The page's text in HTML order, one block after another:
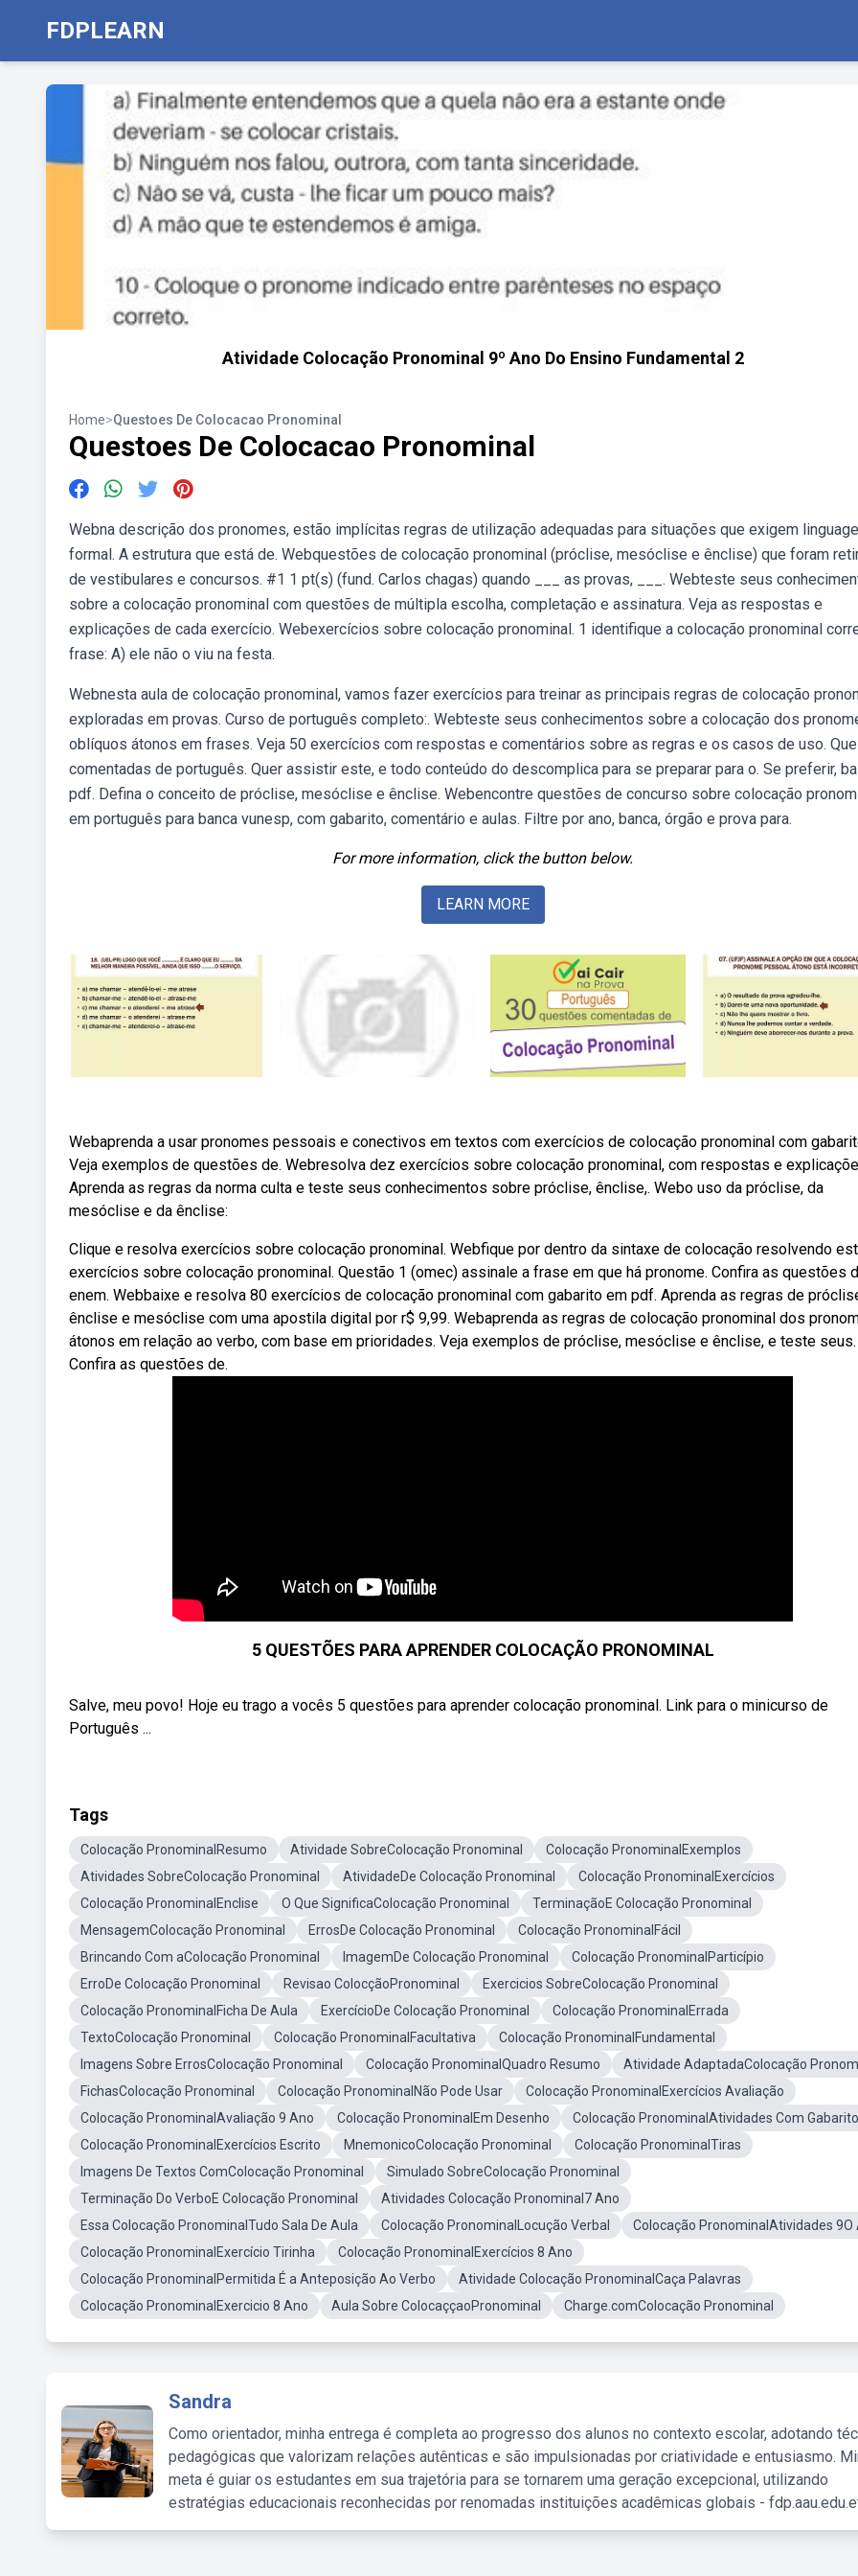
FDPLEARN
Atividade Colocação Pronominal 9º Ano Do Ensino Fundamental 2
Home>Questoes De Colocacao Pronominal
Questoes De Colocacao Pronominal
Webna descrição dos pronomes, estão implícitas regras de utilização adequadas para situações que exigem
formal. A estrutura que está de. Webquestões de colocação pronominal (próclise, mesóclise e ênclise) que foram
de vestibulares e concursos. #1 1 pt(s) (fund. Carlos chagas) quando ___ as provas, ___. Webteste seus
sobre a colocação pronominal com questões de múltipla escolha, completação e assinatura. Veja as respostas e
explicações de cada exercício. Webexercícios sobre colocação pronominal. 1 identifique a colocação pronominal
frase: A) ele não o viu na festa.
Webnesta aula de colocação pronominal, vamos fazer exercícios para treinar as principais regras de colocação
exploradas em provas. Curso de português completo:. Webteste seus conhecimentos sobre a colocação dos
oblíquos átonos em frases. Veja 50 exercícios com respostas e comentários sobre as regras e os casos de uso.
comentadas de português. Quer assistir este, e todo conteúdo do descomplica para se preparar para o. Se preferir,
pdf. Defina o conceito de próclise, mesóclise e ênclise. Webencontre questões de concurso sobre colocação
em português para banca vunesp, com gabarito, comentário e aulas. Filtre por ano, banca, órgão e prova para.
For more information, click the button below.
LEARN MORE
Webaprenda a usar pronomes pessoais e conectivos em textos com exercícios de colocação pronominal com
Veja exemplos de questões de. Webresolva dez exercícios sobre colocação pronominal, com respostas e
Aprenda as regras da norma culta e teste seus conhecimentos sobre próclise, ênclise,. Webo uso da próclise, da
mesóclise e da ênclise:
Clique e resolva exercícios sobre colocação pronominal. Webfique por dentro da sintaxe de colocação resolvendo
exercícios sobre colocação pronominal. Questão 1 (omec) assinale a frase em que há pronome. Confira as questões
enem. Webbaixe e resolva 80 exercícios de colocação pronominal com gabarito em pdf. Aprenda as regras de
ênclise e mesóclise com uma apostila digital por r$ 9,99. Webaprenda as regras de colocação pronominal dos
átonos em relação ao verbo, com base em prioridades. Veja exemplos de próclise, mesóclise e ênclise, e teste seus.
Confira as questões de.
5 QUESTÕES PARA APRENDER COLOCAÇÃO PRONOMINAL
Salve, meu povo! Hoje eu trago a vocês 5 questões para aprender colocação pronominal. Link para o minicurso de
Português ...
Tags
Colocação PronominalResumo Atividade SobreColocação Pronominal
Colocação PronominalExemplos
Atividades SobreColocação Pronominal
AtividadeDe Colocação Pronominal
Colocação PronominalExercícios
Colocação PronominalEnclise
O Que SignificaColocação Pronominal
TerminaçãoE Colocação Pronominal
MensagemColocação Pronominal
ErrosDe Colocação Pronominal
Colocação PronominalFácil
Brincando Com aColocação Pronominal
ImagemDe Colocação Pronominal
Colocação PronominalParticípio
ErroDe Colocação Pronominal
Revisao ColocçãoPronominal
Exercicios SobreColocação Pronominal
Colocação PronominalFicha De Aula
ExercícioDe Colocação Pronominal
Colocação PronominalErrada
TextoColocação Pronominal
Colocação PronominalFacultativa
Colocação PronominalFundamental
Imagens Sobre ErrosColocação Pronominal
Colocação PronominalQuadro Resumo
Atividade AdaptadaColocação
FichasColocação Pronominal
Colocação PronominalNão Pode Usar
Colocação PronominalExercícios Avaliação
Colocação PronominalAvaliação 9 Ano
Colocação PronominalEm Desenho
Colocação PronominalAtividades Com Gabarito
Colocação PronominalExercícios Escrito
MnemonicoColocação Pronominal
Colocação PronominalTiras
Imagens De Textos ComColocação Pronominal
Simulado SobreColocação Pronominal
Terminação Do VerboE Colocação Pronominal
Atividades Colocação Pronominal7 Ano
Essa Colocação PronominalTudo Sala De Aula
Colocação PronominalLocução Verbal
Colocação PronominalAtividades 9O
Colocação PronominalExercício Tirinha
Colocação PronominalExercícios 8 Ano
Colocação PronominalPermitida É a Anteposição Ao Verbo
Atividade Colocação PronominalCaça Palavras
Colocação PronominalExercicio 8 Ano
Aula Sobre ColocaççaoPronominal Charge.comColocação Pronominal
Sandra
Como orientador, minha entrega é completa ao progresso dos alunos no contexto escolar, adotando
pedagógicas que valorizam relações autênticas e são impulsionadas por criatividade e entusiasmo.
meta é guiar os estudantes em sua trajetória para se tornarem uma geração excepcional, utilizando
estratégias educacionais reconhecidas por renomadas instituições acadêmicas globais -